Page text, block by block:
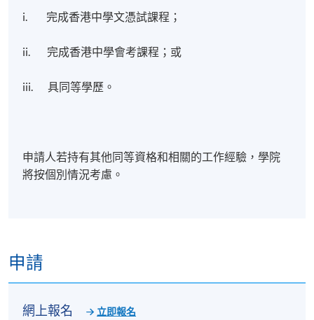
i. 完成香港中學文憑試課程；
ii. 完成香港中學會考課程；或
iii. 具同等學歷。
申請人若持有其他同等資格和相關的工作經驗，學院
將按個別情況考慮。
申請
網上報名 立即報名